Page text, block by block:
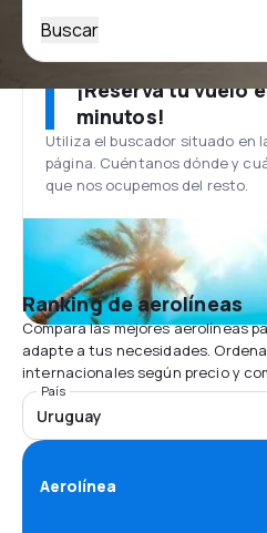
Buscar
¡Reserva tu vuelo
minutos!
Utiliza el buscador situado en
página. Cuéntanos dónde y
que nos ocupemos del resto.
Ranking de aerolíneas
Compara las mejores aerolíneas
adapte a tus necesidades.
internacionales según precio y
País
Uruguay
Aerolínea